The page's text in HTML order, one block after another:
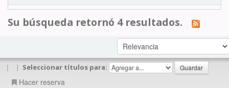
Su búsqueda retornó 4 resultados.
| | Seleccionar títulos para:
Hacer reserva